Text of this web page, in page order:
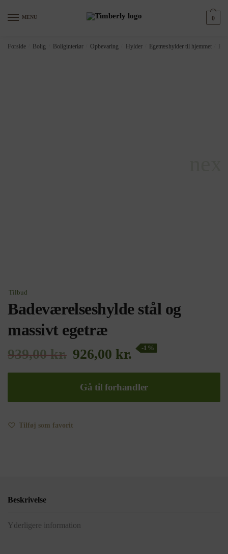
MENU 0
Forside Bolig Boliginteriør Opbevaring Hylder Egetræshylder til hjemmet
Tilbud
Badeværelseshylde stål og
massivt egetræ
939,00kr. 926,00 kr. -1%
Gå til forhandler
Tilføj som favorit
Beskrivelse
Yderligere information